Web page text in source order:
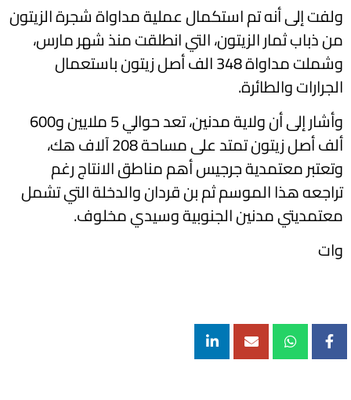
ولفت إلى أنه تم استكمال عملية مداواة شجرة الزيتون
من ذباب ثمار الزيتون، التي انطلقت منذ شهر مارس،
وشملت مداواة 348 الف أصل زيتون باستعمال
الجرارات والطائرة.
وأشار إلى أن ولاية مدنين، تعد حوالي 5 ملايين و600
ألف أصل زيتون تمتد على مساحة 208 آلاف هك،
وتعتبر معتمدية جرجيس أهم مناطق الانتاج رغم
تراجعه هذا الموسم ثم بن قردان والدخلة التي تشمل
معتمديتي مدنين الجنوبية وسيدي مخلوف.
وات